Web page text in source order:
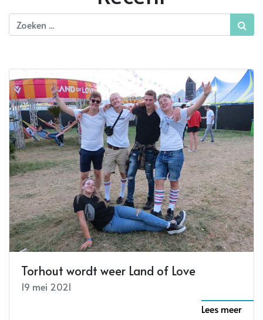
Torhout wordt weer Land of Love
19 mei 2021
Lees meer